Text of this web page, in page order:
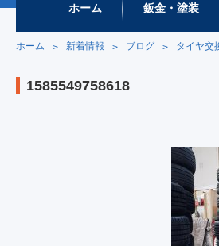
ホーム 鈑金・塗装
ホーム > 新着情報 > ブログ > タイヤ交
1585549758618